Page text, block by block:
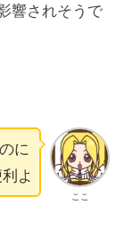
響されそうで
ここ
に
よ